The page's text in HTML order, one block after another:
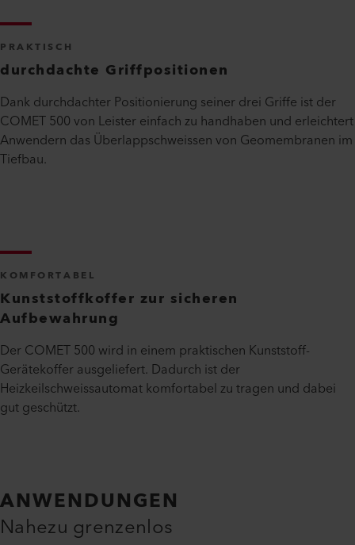
PRAKTISCH
durchdachte Griffpositionen
Dank durchdachter Positionierung seiner drei Griffe ist der
COMET 500 von Leister einfach zu handhaben und erleichtert
Anwendern das Überlappschweissen von Geomembranen im
Tiefbau.
KOMFORTABEL
Kunststoffkoffer zur sicheren
Aufbewahrung
Der COMET 500 wird in einem praktischen Kunststoff-
Gerätekoffer ausgeliefert. Dadurch ist der
Heizkeilschweissautomat komfortabel zu tragen und dabei
gut geschützt.
ANWENDUNGEN
Nahezu grenzenlos